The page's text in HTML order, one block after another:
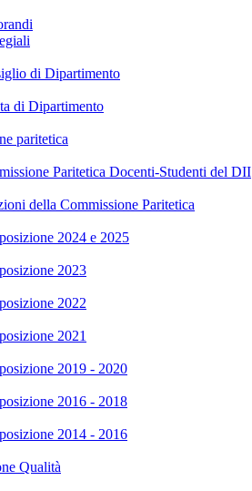
di Dipartimento
di Dipartimento
paritetica
Paritetica Docenti-Studenti del DII
della Commissione Paritetica
2024 e 2025
2023
2022
2021
2019 - 2020
2016 - 2018
2014 - 2016
Qualità